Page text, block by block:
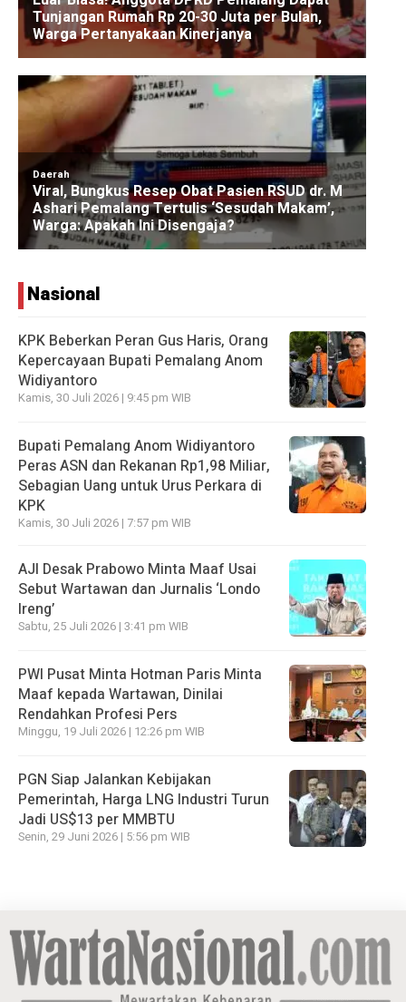
Nasional
KPK Beberkan Peran Gus Haris, Orang
Kepercayaan Bupati Pemalang Anom
Widiyantoro
Kamis, 30 Juli 2026 | 9:45 pm WIB
Bupati Pemalang Anom Widiyantoro
Peras ASN dan Rekanan Rp1,98 Miliar,
Sebagian Uang untuk Urus Perkara di
KPK
Kamis, 30 Juli 2026 | 7:57 pm WIB
AJI Desak Prabowo Minta Maaf Usai
Sebut Wartawan dan Jurnalis ‘Londo
Ireng’
Sabtu, 25 Juli 2026 | 3:41 pm WIB
PWI Pusat Minta Hotman Paris Minta
Maaf kepada Wartawan, Dinilai
Rendahkan Profesi Pers
Minggu, 19 Juli 2026 | 12:26 pm WIB
PGN Siap Jalankan Kebijakan
Pemerintah, Harga LNG Industri Turun
Jadi US$13 per MMBTU
Senin, 29 Juni 2026 | 5:56 pm WIB